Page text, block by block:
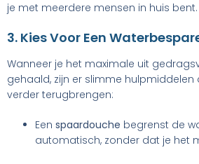
je met meerdere mensen in huis bent.
3. Kies Voor Een
Wanneer je het maximale uit
gehaald, zijn er slimme hulpmiddelen
verder terugbrengen:
Een spaardouche begrenst de
automatisch, zonder dat je het